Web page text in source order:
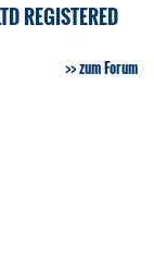
REGISTERED
zum Forum